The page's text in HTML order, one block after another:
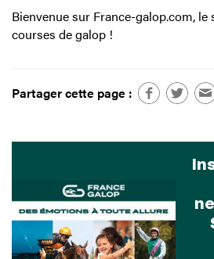
Bienvenue sur France-galop.com, le
courses de galop !
Partager cette page :